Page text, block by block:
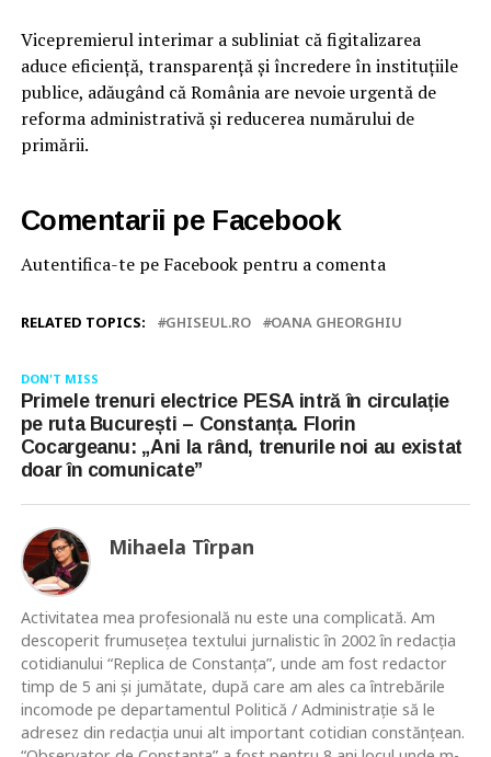
Vicepremierul interimar a subliniat că figitalizarea
aduce eficienţă, transparenţă şi încredere în instituţiile
publice, adăugând că România are nevoie urgentă de
reforma administrativă şi reducerea numărului de
primării.
Comentarii pe Facebook
Autentifica-te pe Facebook pentru a comenta
RELATED TOPICS: GHISEUL.RO OANA GHEORGHIU
DON'T MISS
Primele trenuri electrice PESA intră în circulație
pe ruta București – Constanța. Florin
Cocargeanu: „Ani la rând, trenurile noi au existat
doar în comunicate”
Mihaela Tîrpan
Activitatea mea profesională nu este una complicată. Am
descoperit frumusețea textului jurnalistic în 2002 în redacția
cotidianului “Replica de Constanța”, unde am fost redactor
timp de 5 ani și jumătate, după care am ales ca întrebările
incomode pe departamentul Politică / Administrație să le
adresez din redacția unui alt important cotidian constănțean.